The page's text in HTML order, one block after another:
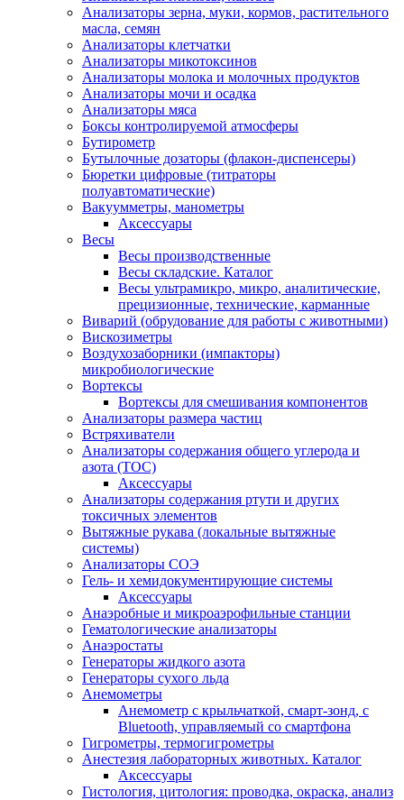
Анализаторы зерна, муки, кормов, растительного
масла, семян
Анализаторы клетчатки
Анализаторы микотоксинов
Анализаторы молока и молочных продуктов
Анализаторы мочи и осадка
Анализаторы мяса
Боксы контролируемой атмосферы
Бутирометр
Бутылочные дозаторы (флакон-диспенсеры)
Бюретки цифровые (титраторы
полуавтоматические)
Вакуумметры, манометры
Аксессуары
Весы
Весы производственные
Весы складские. Каталог
Весы ультрамикро, микро, аналитические,
прецизионные, технические, карманные
Виварий (обрудование для работы с животными)
Вискозиметры
Воздухозаборники (импакторы)
микробиологические
Вортексы
Вортексы для смешивания компонентов
Анализаторы размера частиц
Встряхиватели
Анализаторы содержания общего углерода и
азота (ТОС)
Аксессуары
Анализаторы содержания ртути и других
токсичных элементов
Вытяжные рукава (локальные вытяжные
системы)
Анализаторы СОЭ
Гель- и хемидокументирующие системы
Аксессуары
Анаэробные и микроаэрофильные станции
Гематологические анализаторы
Анаэростаты
Генераторы жидкого азота
Генераторы сухого льда
Анемометры
Анемометр с крыльчаткой, смарт-зонд, с
Bluetooth, управляемый со смартфона
Гигрометры, термогигрометры
Анестезия лабораторных животных. Каталог
Аксессуары
Гистология, цитология: проводка, окраска, анализ